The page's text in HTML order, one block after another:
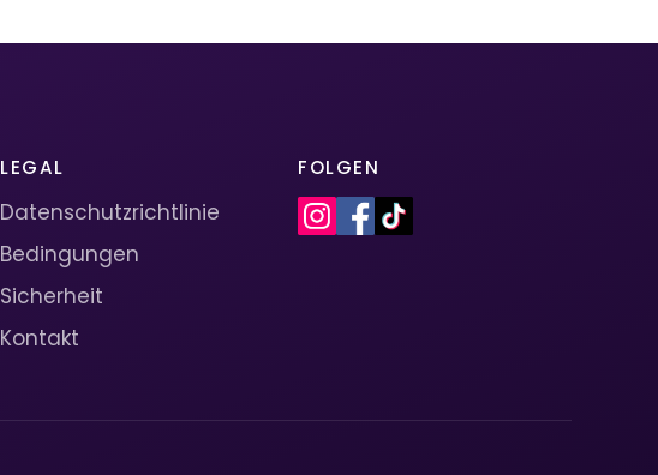
LEGAL
Datenschutzrichtlinie
Bedingungen
Sicherheit
Kontakt
FOLGEN